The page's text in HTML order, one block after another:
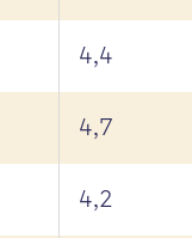
4,4
4,7
4,2